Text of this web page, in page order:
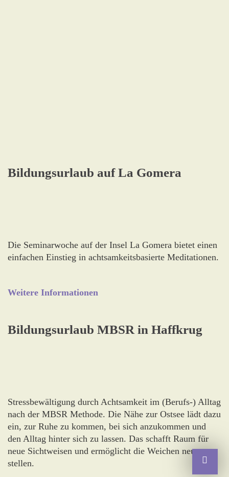
Bildungsurlaub auf La Gomera
Die Seminarwoche auf der Insel La Gomera bietet einen
einfachen Einstieg in achtsamkeitsbasierte Meditationen.
Weitere Informationen
Bildungsurlaub MBSR in Haffkrug
Stressbewältigung durch Achtsamkeit im (Berufs-) Alltag
nach der MBSR Methode. Die Nähe zur Ostsee lädt dazu
ein, zur Ruhe zu kommen, bei sich anzukommen und
den Alltag hinter sich zu lassen. Das schafft Raum für
neue Sichtweisen und ermöglicht die Weichen neu zu
stellen.